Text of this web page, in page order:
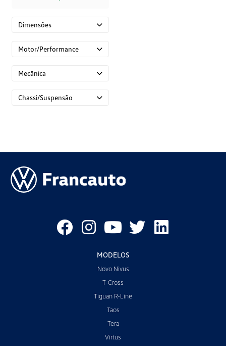
Dimensões
Motor/Performance
Mecânica
Chassi/Suspensão
MODELOS
Novo Nivus
T-Cross
Tiguan R-Line
Taos
Tera
Virtus